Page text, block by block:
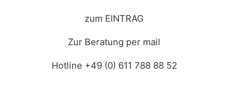
zum EINTRAG
Zur Beratung per mail
Hotline +49 (0) 611 788 88 52